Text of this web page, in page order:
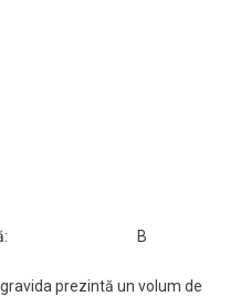
să: B
prezintă un volum de